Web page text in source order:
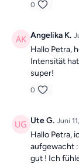
0
Angelika K.
Hallo Petra,
Intensität
super!
0
Ute G. Juni
Hallo Petra,
aufgewacht
gut ! Ich